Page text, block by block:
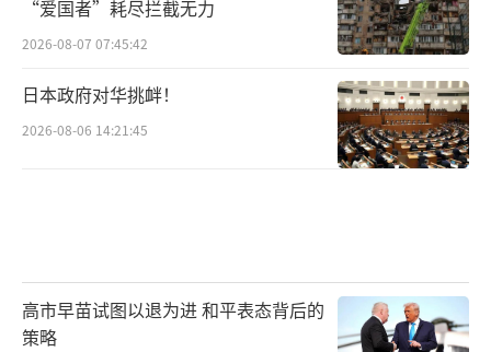
“爱国者”耗尽拦截无力
2026-08-07 07:45:42
日本政府对华挑衅！
2026-08-06 14:21:45
高市早苗试图以退为进 和平表态背后的
策略